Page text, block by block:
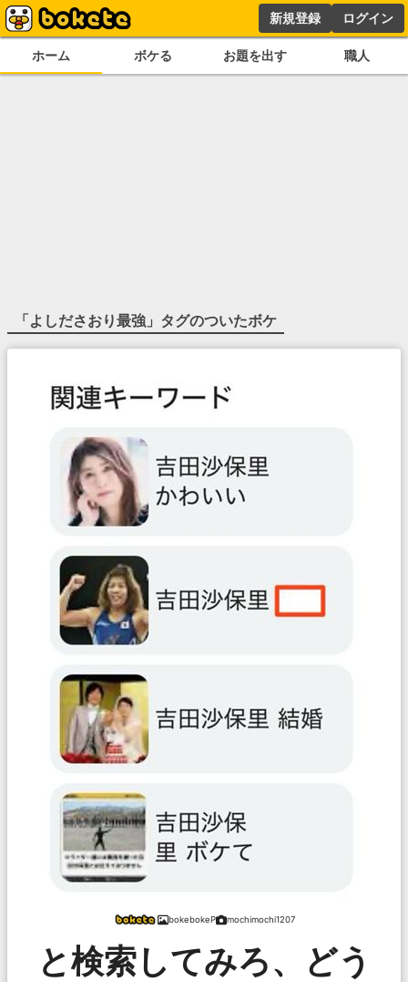
新規登録 ログイン
ホーム ボケる お題を出す 職人
「よしださおり最強 」タグのついたボケ
bokebokeP mochimochi1207
と検索してみろ、どう